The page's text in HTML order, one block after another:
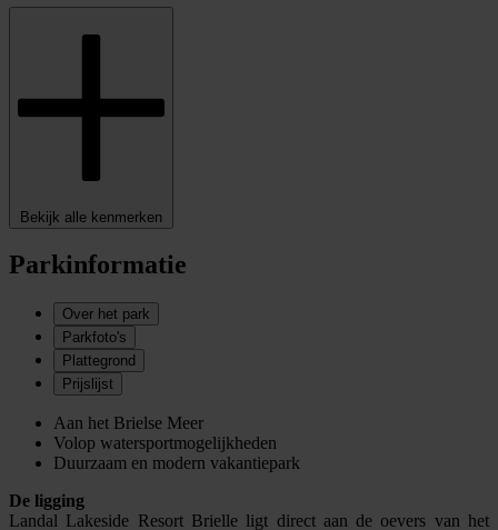
Bekijk alle kenmerken
Parkinformatie
Over het park
Parkfoto's
Plattegrond
Prijslijst
Aan het Brielse Meer
Volop watersportmogelijkheden
Duurzaam en modern vakantiepark
De ligging
Landal Lakeside Resort Brielle ligt direct aan de oevers van het